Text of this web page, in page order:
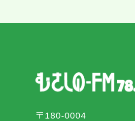
〒180-0004